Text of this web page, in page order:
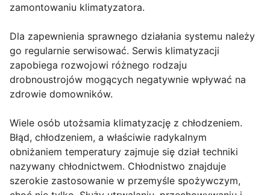
zamontowaniu klimatyzatora.
Dla zapewnienia sprawnego działania systemu należy
go regularnie serwisować. Serwis klimatyzacji
zapobiega rozwojowi różnego rodzaju
drobnoustrojów mogących negatywnie wpływać na
zdrowie domowników.
Wiele osób utożsamia klimatyzację z chłodzeniem.
Błąd, chłodzeniem, a właściwie radykalnym
obniżaniem temperatury zajmuje się dział techniki
nazywany chłodnictwem. Chłodnistwo znajduje
szerokie zastosowanie w przemyśle spożywczym,